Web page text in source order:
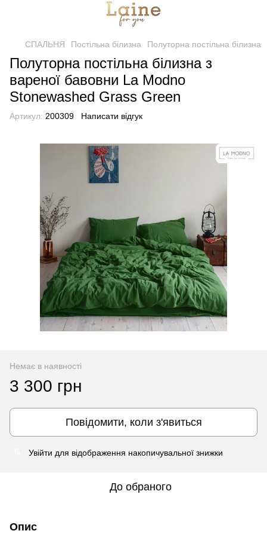
СПАЛЬНЯ Постільна білизна Полуторна постільна білизна
Полуторна постільна білизна з
вареної бавовни La Modno
Stonewashed Grass Green
Артикул: 200309 Написати відгук
Немає в наявності
3 300 грн
Повідомити, коли з'явиться
Увійти для відображення накопичувальної знижки
До обраного
Опис